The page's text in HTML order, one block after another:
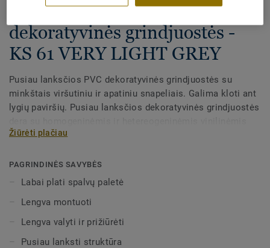
PVC pusiau lanksčios
dekoratyvinės grindjuostės -
KS 61 VERY LIGHT GREY
Pusiau lanksčios PVC dekoratyvinės grindjuostės su
minkštais viršutiniu ir apatiniu snapeliais. Galima kloti ant
lygių paviršių. Pusiau lanksčios dekoratyvinės grindjuostės
ruloninėmis grindų dangomis. Pusiau lanksčios
jas galima labai lengvai derinti su kitomis "Tarkett" grindų
dangomis. Dėl pusiau lanksčios struktūros, jas labai
lengva montuoti.
Žiūrėti plačiau
PAGRINDINĖS SAVYBĖS
Labai plati spalvų paletė
Lengva montuoti
Lengva valyti ir prižiūrėti
Pusiau lanksti struktūra